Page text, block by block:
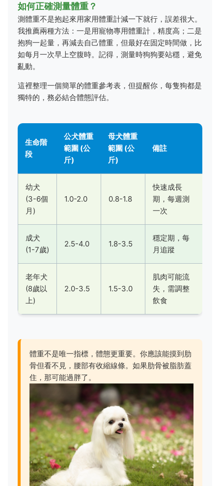
如何正確測量體重？
測體重不是抱起來用家用體重計減一下就行，誤差很大。
我推薦兩種方法：一是用寵物專用體重計，精度高；二是
抱狗一起量，再減去自己體重，但最好在固定時間做，比
如每月一次早上空腹時。記得，測量時狗狗要站穩，避免
亂動。
這裡整理一個簡單的體重參考表，但提醒你，每隻狗都是
獨特的，務必結合體態評估。
生命階
段
公犬體重
範圍 (公
斤)
母犬體重
範圍 (公
斤)
備註
幼犬
(3-6個
月)
1.0-2.0 0.8-1.8
快速成長
期，每週測
一次
成犬
(1-7歲)
2.5-4.0 1.8-3.5
穩定期，每
月追蹤
老年犬
(8歲以
上)
2.0-3.5 1.5-3.0
肌肉可能流
失，需調整
飲食
體重不是唯一指標，體態更重要。你應該能摸到肋
骨但看不見，腰部有收縮線條。如果肋骨被脂肪蓋
住，那可能過胖了。